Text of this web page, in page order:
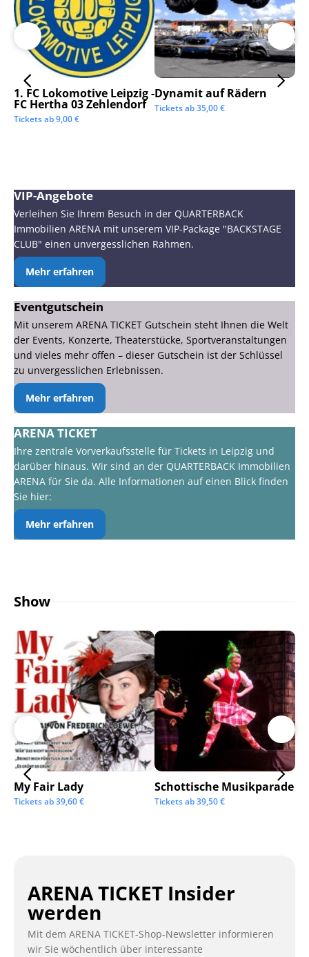
1. FC Lokomotive Leipzig -
FC Hertha 03 Zehlendorf
Tickets ab9,00€
Dynamit auf Rädern
Tickets ab35,00€
VIP-Angebote
Verleihen Sie Ihrem Besuch in der QUARTERBACK
Immobilien ARENA mit unserem VIP-Package "BACKSTAGE
CLUB" einen unvergesslichen Rahmen.
Mehr erfahren
Eventgutschein
Mit unserem ARENA TICKET Gutschein steht Ihnen die Welt
der Events, Konzerte, Theaterstücke, Sportveranstaltungen
und vieles mehr offen – dieser Gutschein ist der Schlüssel
zu unvergesslichen Erlebnissen.
Mehr erfahren
ARENA TICKET
Ihre zentrale Vorverkaufsstelle für Tickets in Leipzig und
darüber hinaus. Wir sind an der QUARTERBACK Immobilien
ARENA für Sie da. Alle Informationen auf einen Blick finden
Sie hier:
Mehr erfahren
Show
My Fair Lady
Tickets ab39,60€
Schottische Musikparade
Tickets ab39,50€
ARENA TICKET Insider
werden
Mit dem ARENA TICKET-Shop-Newsletter informieren
wir Sie wöchentlich über interessante